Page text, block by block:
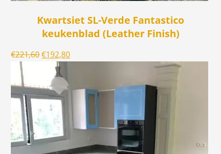
Kwartsiet SL-Verde Fantastico
keukenblad (Leather Finish)
€221,60Oorspronkelijke
prijs
was:
€221,60.
€192,80Huidige
€192,80.